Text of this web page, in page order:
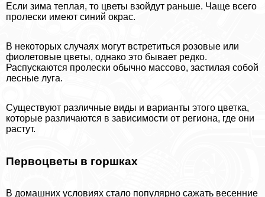
Если зима теплая, то цветы взойдут раньше. Чаще всего
пролески имеют синий окрас.
В некоторых случаях могут встретиться розовые или
фиолетовые цветы, однако это бывает редко.
Распускаются пролески обычно массово, застилая собой
лесные луга.
Существуют различные виды и варианты этого цветка,
которые различаются в зависимости от региона, где они
растут.
Первоцветы в горшках
В домашних условиях стало популярно сажать весенние